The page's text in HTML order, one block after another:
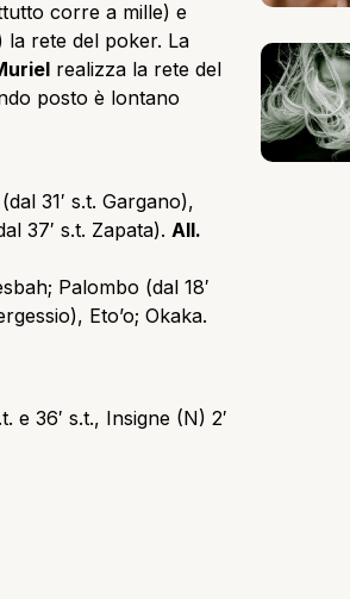
corre a mille) e
la rete del poker. La
realizza la rete del
posto è lontano
31′ s.t. Gargano),
37′ s.t. Zapata). All.
Palombo (dal 18′
Eto’o; Okaka.
e 36′ s.t., Insigne (N) 2′